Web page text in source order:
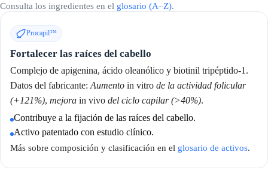
Consulta los ingredientes en el glosario (A–Z).
Procapil™
Fortalecer las raíces del cabello
Complejo de apigenina, ácido oleanólico y biotinil tripéptido-1.
Datos del fabricante: Aumento in vitro de la actividad folicular
(+121%), mejora in vivo del ciclo capilar (>40%).
Contribuye a la fijación de las raíces del cabello.
Activo patentado con estudio clínico.
Más sobre composición y clasificación en el glosario de activos.